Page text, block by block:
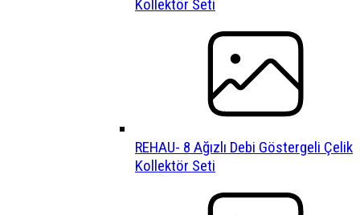
Kollektör Seti
REHAU- 8 Ağızlı Debi Göstergeli Çelik
Kollektör Seti